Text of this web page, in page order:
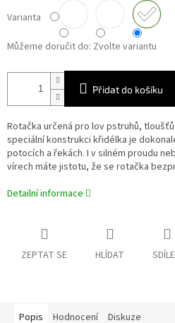
Varianta
Můžeme doručit do: Zvolte variantu
Přidat do košíku
Rotačka určená pro lov pstruhů,
speciální konstrukci křidélka je
potocích a řekách. I v silném proudu
vírech máte jistotu, že se rotačka
Detailní informace
ZEPTAT SE HLÍDAT
Popis Hodnocení Diskuze